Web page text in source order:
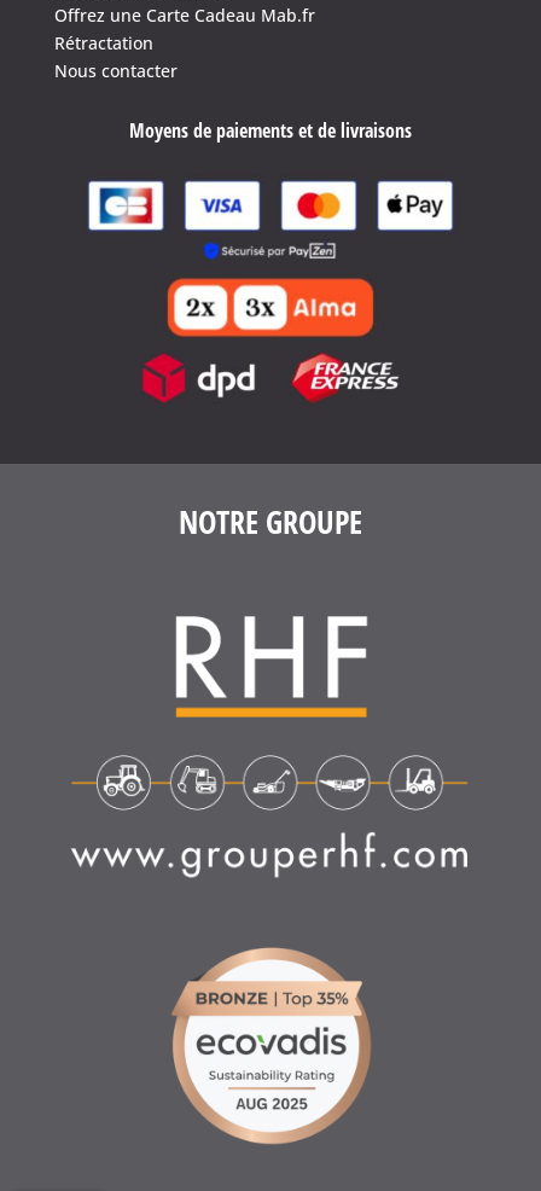
Offrez une Carte Cadeau Mab.fr
Rétractation
Nous contacter
Moyens de paiements et de livraisons
NOTRE GROUPE